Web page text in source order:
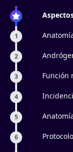
1
2
3 Función
4
5
6